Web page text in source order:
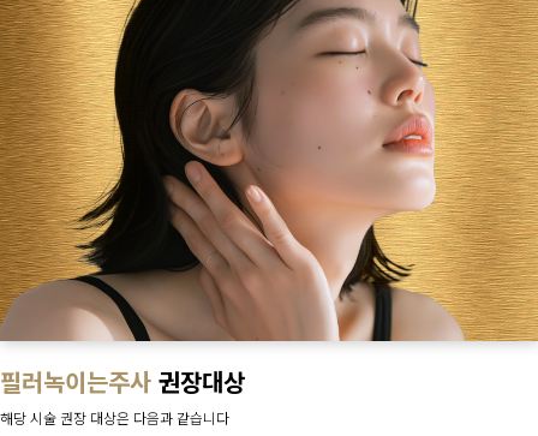
필러녹이는주사 권장대상
해당 시술 권장 대상은 다음과 같습니다